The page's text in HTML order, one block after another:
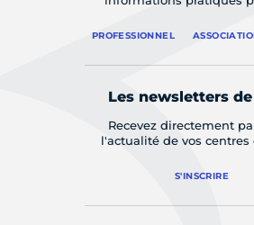
PROFESSIONNEL
Les newsletters
Recevez directement
l'actualité de vos
S'INSCRIRE